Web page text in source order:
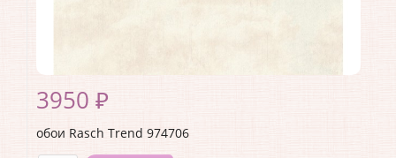
3950 ₽
обои Rasch Trend 974706